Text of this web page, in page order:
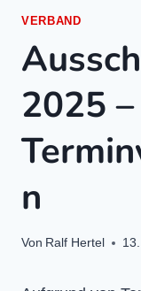
VERBAND
2025 –
n
Von Ralf Hertel